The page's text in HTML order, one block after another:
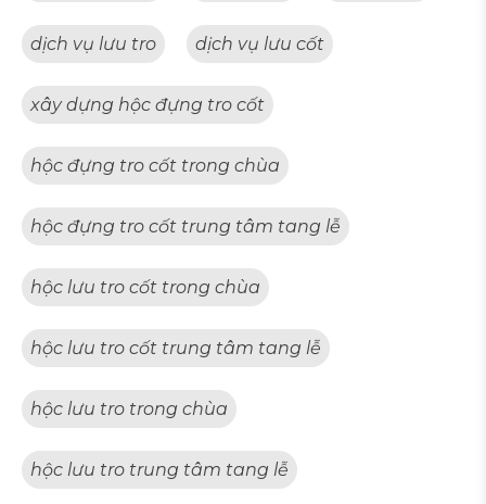
dịch vụ lưu tro dịch vụ lưu cốt
xây dựng hộc đựng tro cốt
hộc đựng tro cốt trong chùa
hộc đựng tro cốt trung tâm tang lễ
hộc lưu tro cốt trong chùa
hộc lưu tro cốt trung tâm tang lễ
hộc lưu tro trong chùa
hộc lưu tro trung tâm tang lễ